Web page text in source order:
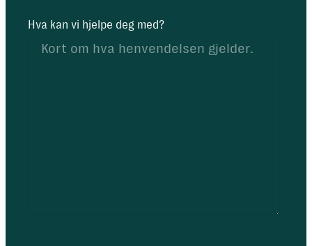
Hva kan vi hjelpe deg med?